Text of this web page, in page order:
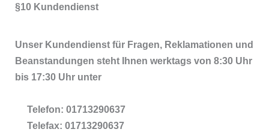
§10 Kundendienst
Unser Kundendienst für Fragen, Reklamationen und
Beanstandungen steht Ihnen werktags von 8:30 Uhr
bis 17:30 Uhr unter
Telefon: 01713290637
Telefax: 01713290637